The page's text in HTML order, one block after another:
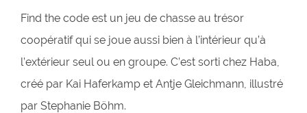
Find the code est un jeu de chasse au trésor
coopératif qui se joue aussi bien à l’intérieur qu’à
l’extérieur seul ou en groupe. C’est sorti chez Haba,
créé par Kai Haferkamp et Antje Gleichmann, illustré
par Stephanie Böhm.